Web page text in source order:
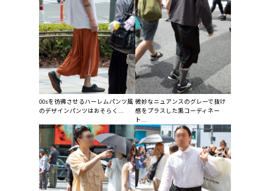
00sを彷彿させるハーレムパンツ風
のデザインパンツはおそらく...
微妙なニュアンスのグレーで抜け
感をプラスした黒コーディネー
ト...